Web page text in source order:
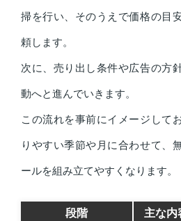
掃を行い、そのうえで価格の目
頼します。
次に、売り出し条件や広告の方
動へと進んでいきます。
この流れを事前にイメージして
りやすい季節や月に合わせて、
ールを組み立てやすくなります。
段階 主な内